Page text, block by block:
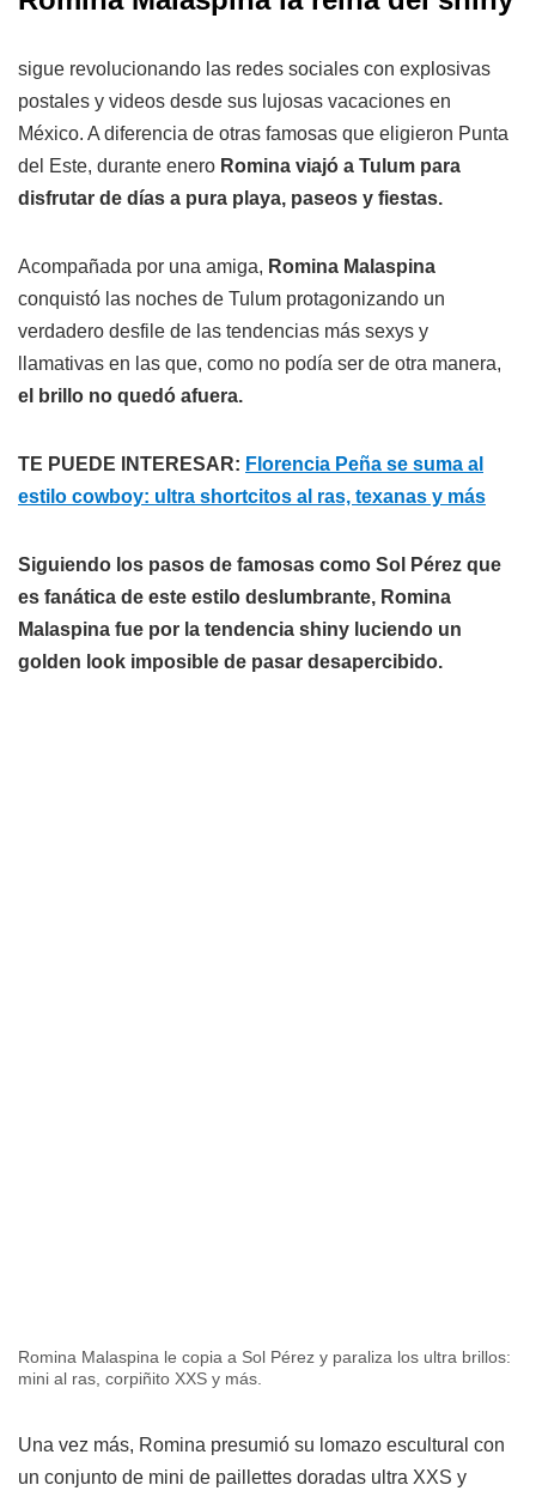
sigue revolucionando las redes sociales con explosivas
postales y videos desde sus lujosas vacaciones en
México. A diferencia de otras famosas que eligieron Punta
del Este, durante enero Romina viajó a Tulum para
disfrutar de días a pura playa, paseos y fiestas.
Acompañada por una amiga, Romina Malaspina
conquistó las noches de Tulum protagonizando un
verdadero desfile de las tendencias más sexys y
llamativas en las que, como no podía ser de otra manera,
el brillo no quedó afuera.
TE PUEDE INTERESAR: Florencia Peña se suma al
estilo cowboy: ultra shortcitos al ras, texanas y más
Siguiendo los pasos de famosas como Sol Pérez que
es fanática de este estilo deslumbrante, Romina
Malaspina fue por la tendencia shiny luciendo un
golden look imposible de pasar desapercibido.
Romina Malaspina le copia a Sol Pérez y paraliza los ultra brillos:
mini al ras, corpiñito XXS y más.
Una vez más, Romina presumió su lomazo escultural con
un conjunto de mini de paillettes doradas ultra XXS y